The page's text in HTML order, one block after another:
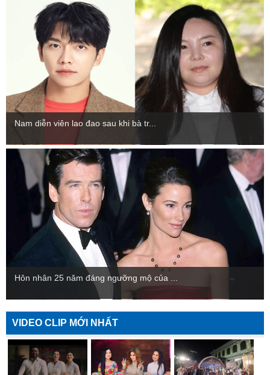
Nam diễn viên lao đao sau khi bà tr...
Hôn nhân 25 năm đáng ngưỡng mộ của ...
VIDEO CLIP MỚI NHẤT